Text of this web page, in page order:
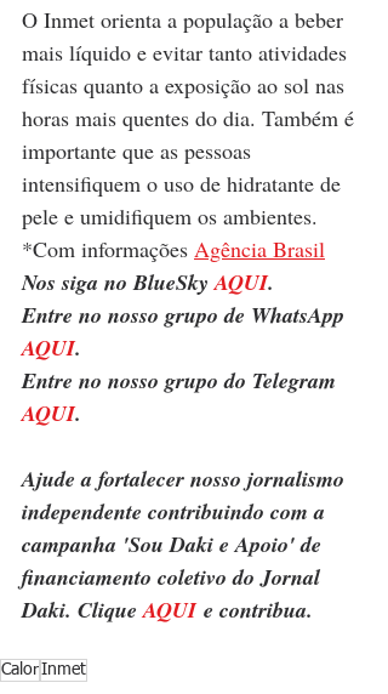
O Inmet orienta a população a beber
mais líquido e evitar tanto atividades
físicas quanto a exposição ao sol nas
horas mais quentes do dia. Também é
importante que as pessoas
intensifiquem o uso de hidratante de
pele e umidifiquem os ambientes.
*Com informações Agência Brasil
Nos siga no BlueSky AQUI.
Entre no nosso grupo de WhatsApp
AQUI.
Entre no nosso grupo do Telegram
AQUI.
Ajude a fortalecer nosso jornalismo
independente contribuindo com a
campanha 'Sou Daki e Apoio' de
financiamento coletivo do Jornal
Daki. Clique AQUI e contribua.
CalorInmet